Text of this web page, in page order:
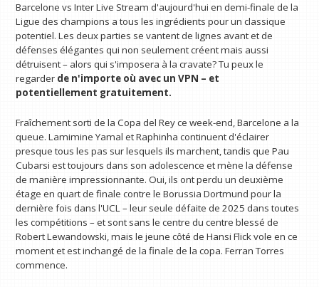
Barcelone vs Inter Live Stream d'aujourd'hui en demi-finale de la
Ligue des champions a tous les ingrédients pour un classique
potentiel. Les deux parties se vantent de lignes avant et de
défenses élégantes qui non seulement créent mais aussi
détruisent – alors qui s'imposera à la cravate? Tu peux le
regarder de n'importe où avec un VPN – et
potentiellement gratuitement.
Fraîchement sorti de la Copa del Rey ce week-end, Barcelone a la
queue. Lamimine Yamal et Raphinha continuent d'éclairer
presque tous les pas sur lesquels ils marchent, tandis que Pau
Cubarsi est toujours dans son adolescence et mène la défense
de manière impressionnante. Oui, ils ont perdu un deuxième
étage en quart de finale contre le Borussia Dortmund pour la
dernière fois dans l'UCL – leur seule défaite de 2025 dans toutes
les compétitions – et sont sans le centre du centre blessé de
Robert Lewandowski, mais le jeune côté de Hansi Flick vole en ce
moment et est inchangé de la finale de la copa. Ferran Torres
commence.